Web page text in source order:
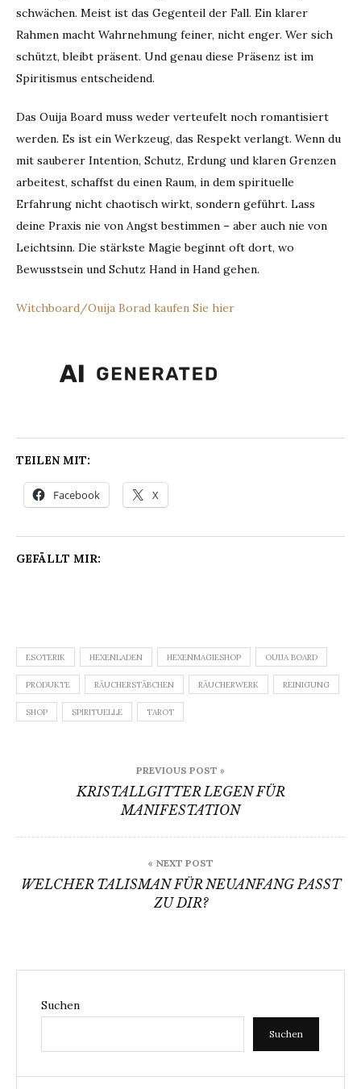
schwächen. Meist ist das Gegenteil der Fall. Ein klarer
Rahmen macht Wahrnehmung feiner, nicht enger. Wer sich
schützt, bleibt präsent. Und genau diese Präsenz ist im
Spiritismus entscheidend.
Das Ouija Board muss weder verteufelt noch romantisiert
werden. Es ist ein Werkzeug, das Respekt verlangt. Wenn du
mit sauberer Intention, Schutz, Erdung und klaren Grenzen
arbeitest, schaffst du einen Raum, in dem spirituelle
Erfahrung nicht chaotisch wirkt, sondern geführt. Lass
deine Praxis nie von Angst bestimmen – aber auch nie von
Leichtsinn. Die stärkste Magie beginnt oft dort, wo
Bewusstsein und Schutz Hand in Hand gehen.
Witchboard/Ouija Borad kaufen Sie hier
TEILEN MIT:
Facebook X
GEFÄLLT MIR:
ESOTERIK HEXENLADEN HEXENMAGIESHOP OUIJA BOARD
PRODUKTE RÄUCHERSTÄBCHEN RÄUCHERWERK REINIGUNG
SHOP SPIRITUELLE TAROT
PREVIOUS POST »
KRISTALLGITTER LEGEN FÜR
MANIFESTATION
« NEXT POST
WELCHER TALISMAN FÜR NEUANFANG PASST
ZU DIR?
Suchen
Suchen